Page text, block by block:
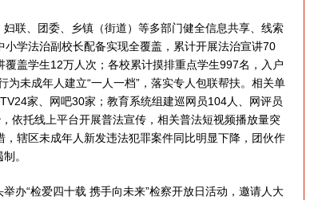
、团委、乡镇（街道）等多部门健全信息共享、线索
学法治副校长配备实现全覆盖，累计开展法治宣讲70
盖学生12万人次；各校累计摸排重点学生997名，入户
未成年人建立“一人一档”，落实专人包联帮扶。相关单
家、网吧30家；教育系统组建巡网员104人、网评员
依托线上平台开展普法宣传，相关普法短视频播放量突
辖区未成年人新发违法犯罪案件同比明显下降，团伙作
。
“检爱四十载 携手向未来”检察开放日活动，邀请人大